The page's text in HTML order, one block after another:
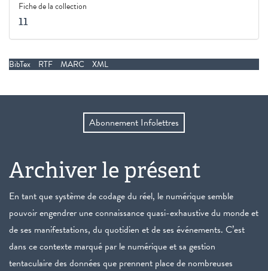
Fiche de la collection
11
BibTex RTF MARC XML
Abonnement Infolettres
Archiver le présent
En tant que système de codage du réel, le numérique semble
pouvoir engendrer une connaissance quasi-exhaustive du monde et
de ses manifestations, du quotidien et de ses événements. C’est
dans ce contexte marqué par le numérique et sa gestion
tentaculaire des données que prennent place de nombreuses